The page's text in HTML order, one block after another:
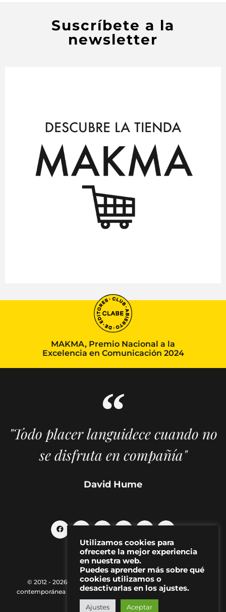
Suscríbete a la
newsletter
MAKMA, Premio Nacional a la
Excelencia en Comunicación 2024
"Todo placer languidece cuando no
se disfruta en compañía"
David Hume
© 2012 - 2026 MAKMA | Revista de artes visuales y cultura
contemporánea |
Política de Privacidad| Aviso Legal|Contacto
Utilizamos cookies para
ofrecerte la mejor experiencia
en nuestra web.
Puedes aprender más sobre qué
cookies utilizamos o
desactivarlas en los ajustes.
Ajustes Aceptar